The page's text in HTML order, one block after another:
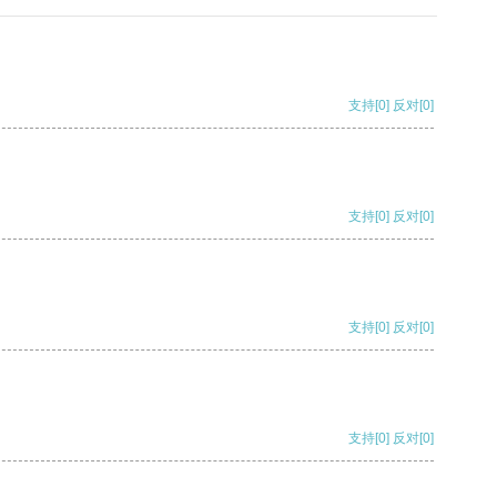
支持[0] 反对[0]
支持[0] 反对[0]
支持[0] 反对[0]
支持[0] 反对[0]